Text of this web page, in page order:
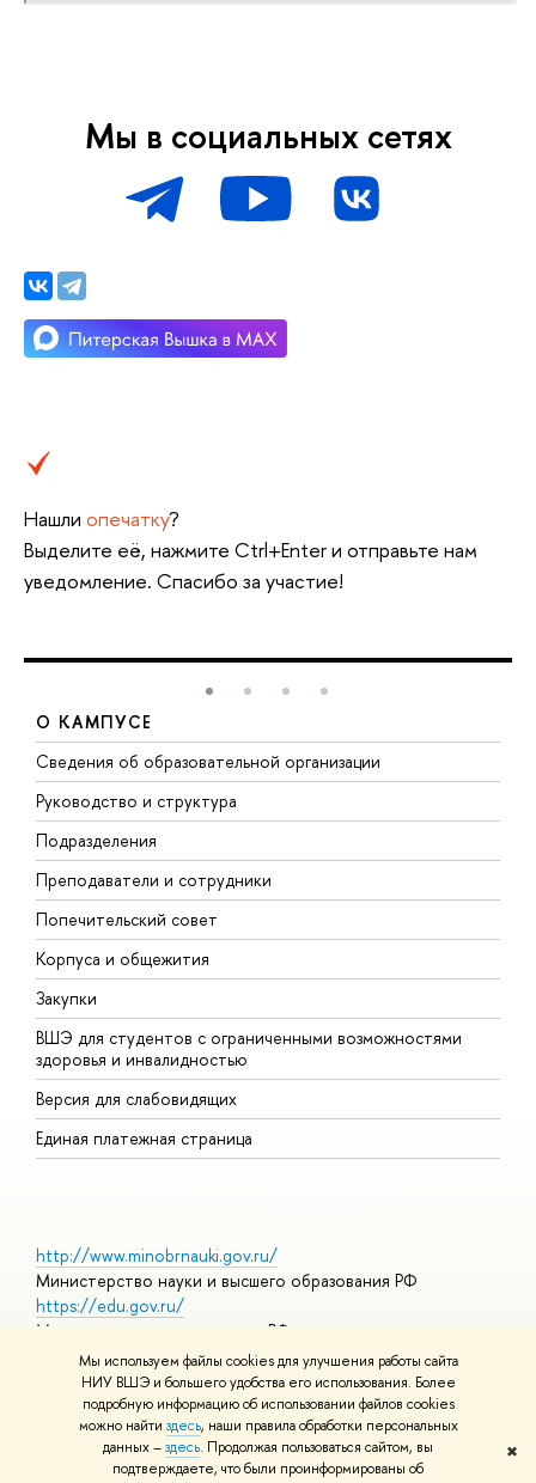
Мы используем файлы cookies для улучшения работы сайта
НИУ ВШЭ и большего удобства его использования. Более
подробную информацию об использовании файлов cookies
можно найти здесь, наши правила обработки персональных
данных –здесь. Продолжая пользоваться сайтом, вы
подтверждаете, что были проинформированы об
✖
Мы в социальных сетях
Нашли опечатку?
Выделите её, нажмите Ctrl+Enter и отправьте нам
уведомление. Спасибо за участие!
О КАМПУСЕ
Сведения об образовательной организации
Руководство и структура
Подразделения
Преподаватели и сотрудники
Попечительский совет
Корпуса и общежития
Закупки
ВШЭ для студентов с ограниченными возможностями
здоровья и инвалидностью
Версия для слабовидящих
Единая платежная страница
http://www.minobrnauki.gov.ru/
Министерство науки и высшего образования РФ
https://edu.gov.ru/
Министерство просвещения РФ
https://elearning.hse.ru/mooc
Массовые открытые онлайн-курсы
© НИУ ВШЭ 1993–2026 Адреса и контактыУсловия
использования материалов Политика конфиденциальности